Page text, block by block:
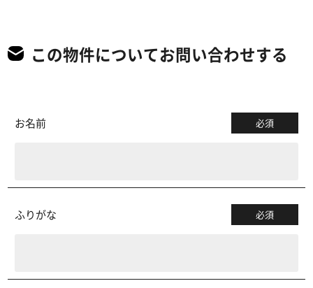
この物件についてお問い合わせする
お名前 必須
ふりがな 必須